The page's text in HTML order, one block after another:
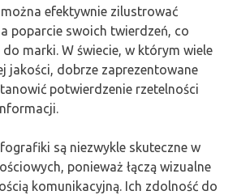
efektywnie zilustrować
poparcie swoich twierdzeń, co
marki. W świecie, w którym wiele
jakości, dobrze zaprezentowane
potwierdzenie rzetelności
są niezwykle skuteczne w
ponieważ łączą wizualne
komunikacyjną. Ich zdolność do